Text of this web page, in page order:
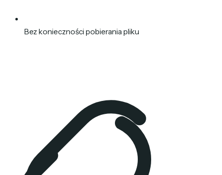
Bez konieczności pobierania pliku